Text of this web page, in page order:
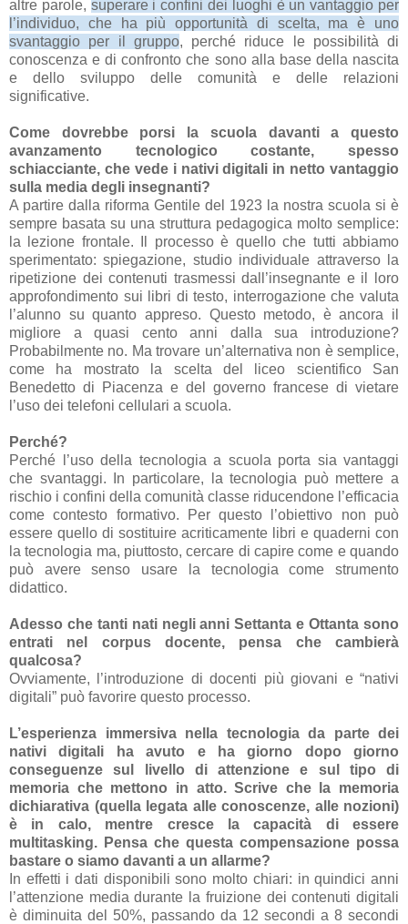
altre parole, superare i confini dei luoghi è un vantaggio per
l’individuo, che ha più opportunità di scelta, ma è uno
svantaggio per il gruppo, perché riduce le possibilità di
conoscenza e di confronto che sono alla base della nascita
e dello sviluppo delle comunità e delle relazioni
significative.
Come dovrebbe porsi la scuola davanti a questo
avanzamento tecnologico costante, spesso
schiacciante, che vede i nativi digitali in netto vantaggio
sulla media degli insegnanti?
A partire dalla riforma Gentile del 1923 la nostra scuola si è
sempre basata su una struttura pedagogica molto semplice:
la lezione frontale. Il processo è quello che tutti abbiamo
sperimentato: spiegazione, studio individuale attraverso la
ripetizione dei contenuti trasmessi dall’insegnante e il loro
approfondimento sui libri di testo, interrogazione che valuta
l’alunno su quanto appreso. Questo metodo, è ancora il
migliore a quasi cento anni dalla sua introduzione?
Probabilmente no. Ma trovare un’alternativa non è semplice,
come ha mostrato la scelta del liceo scientifico San
Benedetto di Piacenza e del governo francese di vietare
l’uso dei telefoni cellulari a scuola.
Perché?
Perché l’uso della tecnologia a scuola porta sia vantaggi
che svantaggi. In particolare, la tecnologia può mettere a
rischio i confini della comunità classe riducendone l’efficacia
come contesto formativo. Per questo l’obiettivo non può
essere quello di sostituire acriticamente libri e quaderni con
la tecnologia ma, piuttosto, cercare di capire come e quando
può avere senso usare la tecnologia come strumento
didattico.
Adesso che tanti nati negli anni Settanta e Ottanta sono
entrati nel corpus docente, pensa che cambierà
qualcosa?
Ovviamente, l’introduzione di docenti più giovani e “nativi
digitali” può favorire questo processo.
L’esperienza immersiva nella tecnologia da parte dei
nativi digitali ha avuto e ha giorno dopo giorno
conseguenze sul livello di attenzione e sul tipo di
memoria che mettono in atto. Scrive che la memoria
dichiarativa (quella legata alle conoscenze, alle nozioni)
è in calo, mentre cresce la capacità di essere
multitasking. Pensa che questa compensazione possa
bastare o siamo davanti a un allarme?
In effetti i dati disponibili sono molto chiari: in quindici anni
l’attenzione media durante la fruizione dei contenuti digitali
è diminuita del 50%, passando da 12 secondi a 8 secondi